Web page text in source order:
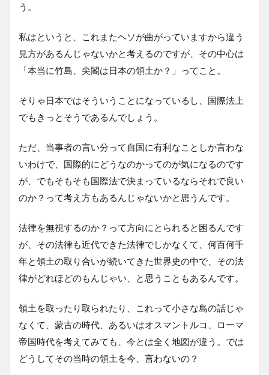
う。
私はというと、これまたヘソが曲がっていますから違う
見方があるんじゃないかと考えるのですが、その中心は
「本当に竹島、尖閣は日本の領土か？」ってこと。
そりゃ日本ではそういうことになっているし、国際法上
でもきっとそうであるんでしょう。
ただ、当事者の言い分って自国に有利なことしか言わな
いわけで、国際的にどうなのかってのが気になるのです
が、でもそもそも国際法で決まっているならそれで良い
のか？って考え方もあるんじゃないかと思うんです。
法律を無視するのか？って方向にとられると困るんです
が、その法律も近代できた法律でしかなくて、何百何千
年と領土の取り合いが続いてきた世界史の中で、その法
律がどれほどのもんじゃい、と思うこともあるんです。
領土を取ったり取られたり、これって小さな島の話じゃ
なくて、蒙古の時代、あるいはオスマントルコ、ローマ
帝国時代を考えてみても、今とは全く地図が違う。では
どうしてその当時の領土を今、言わないの？